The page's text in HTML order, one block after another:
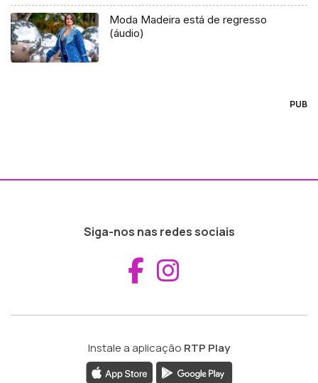
Moda Madeira está de regresso
(áudio)
PUB
Siga-nos nas redes sociais
Aceder ao
Instale a aplicação RTP Play